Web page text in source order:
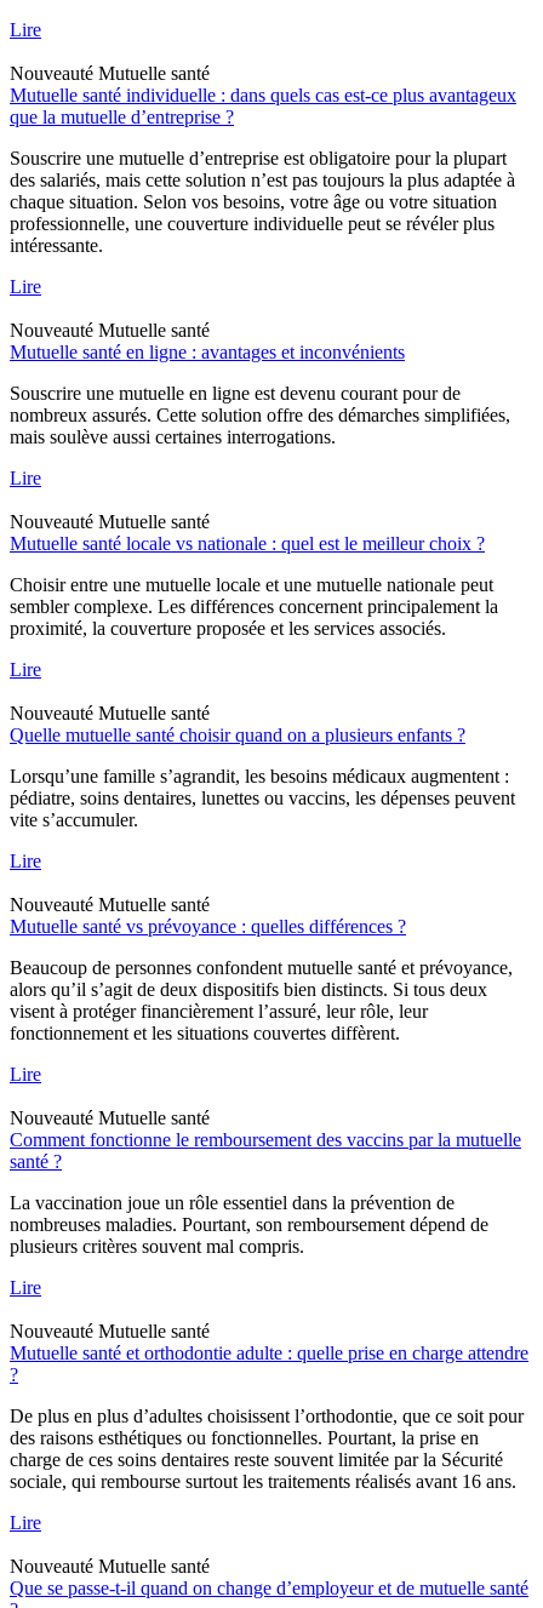
Lire
Nouveauté Mutuelle santé
Mutuelle santé individuelle : dans quels cas est-ce plus avantageux
que la mutuelle d’entreprise ?
Souscrire une mutuelle d’entreprise est obligatoire pour la plupart
des salariés, mais cette solution n’est pas toujours la plus adaptée à
chaque situation. Selon vos besoins, votre âge ou votre situation
professionnelle, une couverture individuelle peut se révéler plus
intéressante.
Lire
Nouveauté Mutuelle santé
Mutuelle santé en ligne : avantages et inconvénients
Souscrire une mutuelle en ligne est devenu courant pour de
nombreux assurés. Cette solution offre des démarches simplifiées,
mais soulève aussi certaines interrogations.
Lire
Nouveauté Mutuelle santé
Mutuelle santé locale vs nationale : quel est le meilleur choix ?
Choisir entre une mutuelle locale et une mutuelle nationale peut
sembler complexe. Les différences concernent principalement la
proximité, la couverture proposée et les services associés.
Lire
Nouveauté Mutuelle santé
Quelle mutuelle santé choisir quand on a plusieurs enfants ?
Lorsqu’une famille s’agrandit, les besoins médicaux augmentent :
pédiatre, soins dentaires, lunettes ou vaccins, les dépenses peuvent
vite s’accumuler.
Lire
Nouveauté Mutuelle santé
Mutuelle santé vs prévoyance : quelles différences ?
Beaucoup de personnes confondent mutuelle santé et prévoyance,
alors qu’il s’agit de deux dispositifs bien distincts. Si tous deux
visent à protéger financièrement l’assuré, leur rôle, leur
fonctionnement et les situations couvertes diffèrent.
Lire
Nouveauté Mutuelle santé
Comment fonctionne le remboursement des vaccins par la mutuelle
santé ?
La vaccination joue un rôle essentiel dans la prévention de
nombreuses maladies. Pourtant, son remboursement dépend de
plusieurs critères souvent mal compris.
Lire
Nouveauté Mutuelle santé
Mutuelle santé et orthodontie adulte : quelle prise en charge attendre
?
De plus en plus d’adultes choisissent l’orthodontie, que ce soit pour
des raisons esthétiques ou fonctionnelles. Pourtant, la prise en
charge de ces soins dentaires reste souvent limitée par la Sécurité
sociale, qui rembourse surtout les traitements réalisés avant 16 ans.
Lire
Nouveauté Mutuelle santé
Que se passe-t-il quand on change d’employeur et de mutuelle santé